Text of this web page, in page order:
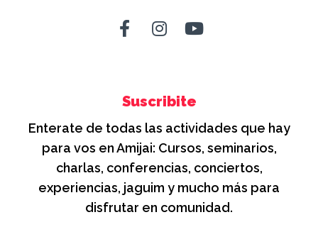
Suscribite
Enterate de todas las actividades que hay
para vos en Amijai: Cursos, seminarios,
charlas, conferencias, conciertos,
experiencias, jaguim y mucho más para
disfrutar en comunidad.